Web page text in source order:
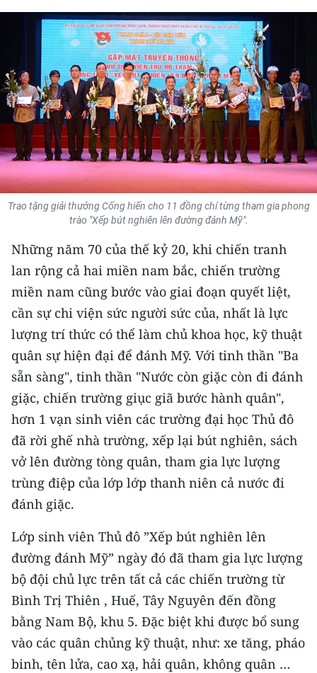
KHOA HỌC - CÔNG NGHỆ
MÔI TRƯỜNG
BẠN ĐỌC
KIỂM CHỨNG THÔNG TIN
TRI THỨC CHUYÊN SÂU
54 DÂN TỘC VIỆT NAM
CHƯƠNG TRÌNH OCOP - MỖI XÃ
RADIO
MEDIA CENTER
E-Magazine
Video
Media Chính trị
Media Kinh tế
Media Văn hóa
Media Xã hội
Media Pháp luật
Media Du lịch
Media Thế giới
Media Thể thao
Media Giáo dục
Trao tặng giải thưởng Cống hiến cho 11 đồng chí từng tham gia phong
trào "Xếp bút nghiên lên đường đánh Mỹ".
Những năm 70 của thế kỷ 20, khi chiến tranh
lan rộng cả hai miền nam bắc, chiến trường
miền nam cũng bước vào giai đoạn quyết liệt,
cần sự chi viện sức người sức của, nhất là lực
lượng trí thức có thể làm chủ khoa học, kỹ thuật
quân sự hiện đại để đánh Mỹ. Với tinh thần "Ba
sẵn sàng", tinh thần "Nước còn giặc còn đi đánh
giặc, chiến trường giục giã bước hành quân",
hơn 1 vạn sinh viên các trường đại học Thủ đô
đã rời ghế nhà trường, xếp lại bút nghiên, sách
vở lên đường tòng quân, tham gia lực lượng
trùng điệp của lớp lớp thanh niên cả nước đi
đánh giặc.
Lớp sinh viên Thủ đô ”Xếp bút nghiên lên
đường đánh Mỹ” ngày đó đã tham gia lực lượng
bộ đội chủ lực trên tất cả các chiến trường từ
Bình Trị Thiên , Huế, Tây Nguyên đến đồng
bằng Nam Bộ, khu 5. Đặc biệt khi được bổ sung
vào các quân chủng kỹ thuật, như: xe tăng, pháo
binh, tên lửa, cao xạ, hải quân, không quân …